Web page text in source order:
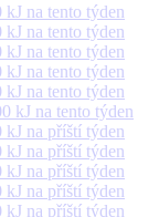
na tento týden
na tento týden
na tento týden
na tento týden
na tento týden
kJ na tento týden
na příští týden
na příští týden
na příští týden
na příští týden
na příští týden